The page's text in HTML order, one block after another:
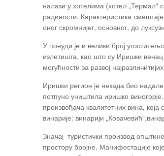
налази у хотелима (хотел „Термал“
радиности. Карактеристика
оног скромнијег, основног, до
У понуди је и велики број
излетишта, као што су Иришки
могућности за развој
Иришки регион је некада био
потпуно уништила иришко
произвођача квалитетних вина,
винарије: винарији
Значај туристички производ
простору бројне. Манифестације